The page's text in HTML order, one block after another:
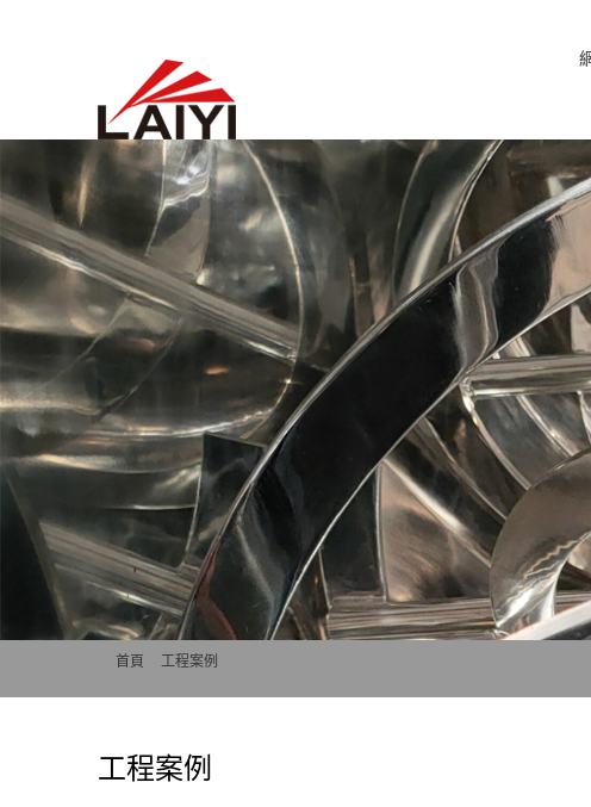
首頁 工程案例
工程案例